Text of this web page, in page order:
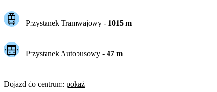
Przystanek Tramwajowy - 1015m
Przystanek Autobusowy - 47m
Dojazd do centrum: pokaż